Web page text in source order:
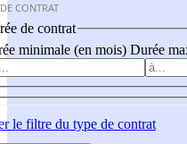
CONTRAT
de contrat
minimale (en mois) Durée
le filtre du type de contrat